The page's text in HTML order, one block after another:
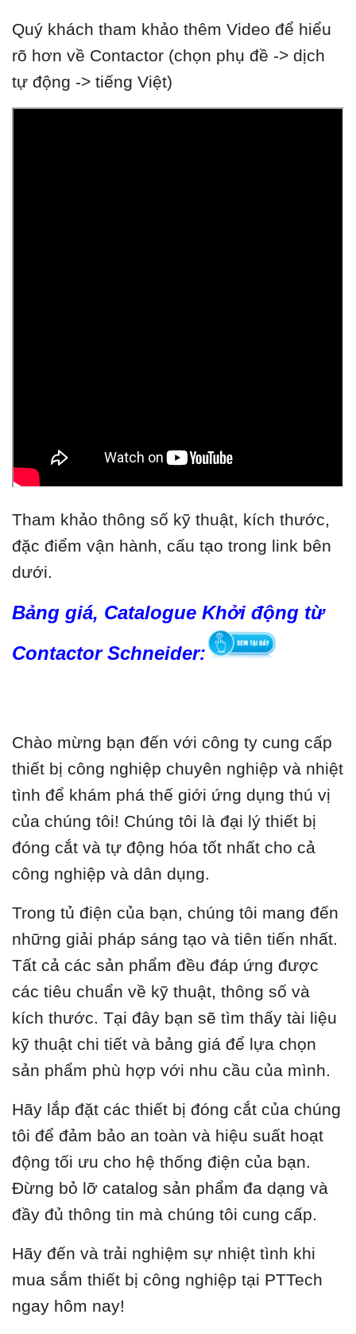
Quý khách tham khảo thêm Video để hiểu
rõ hơn về Contactor (chọn phụ đề -> dịch
tự động -> tiếng Việt)
Tham khảo thông số kỹ thuật, kích thước,
đặc điểm vận hành, cấu tạo trong link bên
dưới.
Bảng giá, Catalogue Khởi động từ
Contactor Schneider:
Chào mừng bạn đến với công ty cung cấp
thiết bị công nghiệp chuyên nghiệp và nhiệt
tình để khám phá thế giới ứng dụng thú vị
của chúng tôi! Chúng tôi là đại lý thiết bị
đóng cắt và tự động hóa tốt nhất cho cả
công nghiệp và dân dụng.
Trong tủ điện của bạn, chúng tôi mang đến
những giải pháp sáng tạo và tiên tiến nhất.
Tất cả các sản phẩm đều đáp ứng được
các tiêu chuẩn về kỹ thuật, thông số và
kích thước. Tại đây bạn sẽ tìm thấy tài liệu
kỹ thuật chi tiết và bảng giá để lựa chọn
sản phẩm phù hợp với nhu cầu của mình.
Hãy lắp đặt các thiết bị đóng cắt của chúng
tôi để đảm bảo an toàn và hiệu suất hoạt
động tối ưu cho hệ thống điện của bạn.
Đừng bỏ lỡ catalog sản phẩm đa dạng và
đầy đủ thông tin mà chúng tôi cung cấp.
Hãy đến và trải nghiệm sự nhiệt tình khi
mua sắm thiết bị công nghiệp tại PTTech
ngay hôm nay!